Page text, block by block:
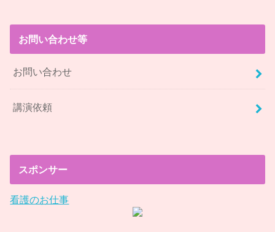
お問い合わせ等
お問い合わせ
講演依頼
スポンサー
看護のお仕事